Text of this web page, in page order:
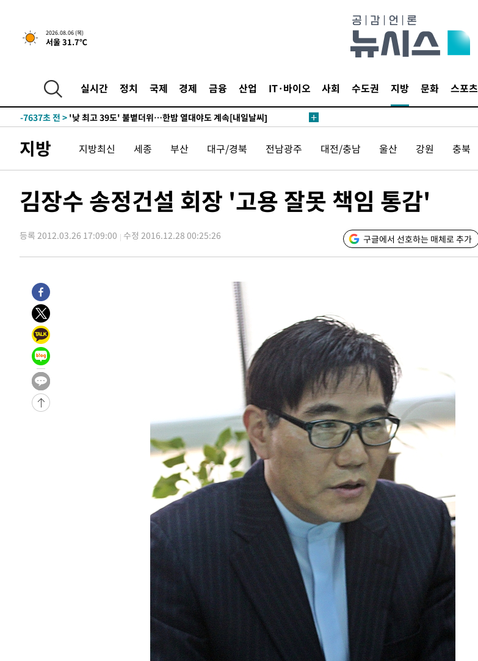
2026.08.06 (목)
서울 31.7℃
실시간 정치 국제 경제 금융 산업 IT·바이오 사회 수도권 지방 문화 스포츠
-10657초 전 >[속보]합참 "北 발사체는 단거리탄도미사일…감시·경계태세 강
화"
-10405초 전 >
-8241초 전 >
[속보]합참 "북, 동해상으로 미상 발사체 발사"
-7637초 전 >
-7596초 전 > [속보]7~9일 프로야구 3연전도 폭염 취소…11일 재개
-7085초 전 >
'월드컵 탈락 후폭풍' 축구협회…초유의 압수수색에 '충격·당황'
-6925초 전 >서울 낮 37.9도, 올여름 최고치 경신…영등포 순간 '40도'
-2582초 전 >[속보]코스닥, 800p 회복…0.26% 오른 801.67 마감
-2377초 전 >[속보]원·달러 환율, 0.7원 내린 1423.8원 마감
24초 전 >"여기 떨어졌다"…다누리, 스페이스X 로켓 달 충돌 흔적 포착
2시간 전 >
내일까지 39도 '펄펄'…기상청 "태풍 지나며 폭염 잠시 꺾인다"
-28167초 전 > '월드컵 탈락 후폭풍' 축구협회…11시간 걸린 초유의 압수수색(종
-27603초 전 >
[속보] 뉴욕증시, 혼조 출발…나스닥 0.3%↓, 다우 0.14%↑
-26396초 전 >
축구협회, 15년 전 심판 성 접대 파문에 "현재는 내부 지침 준수"
-25081초 전 >
경찰, '홍명보는 2순위' 결론냈던 스포츠윤리센터도 압수수색
-10677초 전 >
[속보]합참 "北 발사체는 단거리탄도미사일…감시·경계태세 강
-10425초 전 >
日방위성, 北이 동해로 쏜 발사체는 탄도미사일 가능성
-8855초 전 >
[속보] SKT, 에이닷 서비스 장애 발생…"원인 파악 중"
[속보]합참 "북, 동해상으로 미상 발사체 발사"
'낮 최고 39도' 불볕더위…한밤 열대야도 계속[내일날씨]
[속보]7~9일 프로야구 3연전도 폭염 취소…11일 재개
"韓 외환시장 개입 관측 배경엔 美의 대한국 무역적자 있어"
'월드컵 탈락 후폭풍' 축구협회…초유의 압수수색에 '충격·당황'
서울 낮 37.9도, 올여름 최고치 경신…영등포 순간 '40도'
[속보]종합특검, 대검 추가 압수수색…내란 중요임무종사 혐의
[속보]코스닥, 800p 회복…0.26% 오른 801.67 마감
[속보]코스피, 301.88포인트(4.58%) 내린 6296.38 마감
[속보]원·달러 환율, 0.7원 내린 1423.8원 마감
"여기 떨어졌다"…다누리, 스페이스X 로켓 달 충돌 흔적 포착
손흥민, 5경기 연속골 실패…LAFC는 승부차기 끝 과달라하라 격파
내일까지 39도 '펄펄'…기상청 "태풍 지나며 폭염 잠시 꺾인다"
지방 지방최신 세종 부산 대구/경북 전남광주 대전/충남 울산 강원 충북
김장수 송정건설 회장 '고용 잘못 책임 통감'
등록 2012.03.26 17:09:00 수정 2016.12.28 00:25:26 구글에서 선호하는 매체로 추가